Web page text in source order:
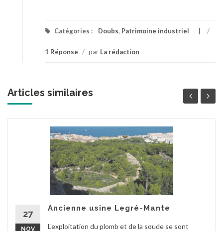
Catégories : Doubs, Patrimoine industriel /
1 Réponse / par La rédaction
Articles similaires
27
NOV
Ancienne usine Legré-Mante
L'exploitation du plomb et de la soude se sont